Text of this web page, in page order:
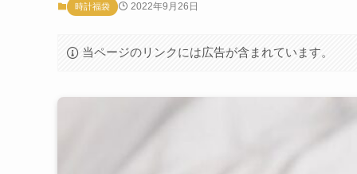
時計福袋 2022年9月26日
当ページのリンクには広告が含まれています。